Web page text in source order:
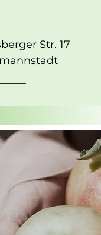
Str. 17